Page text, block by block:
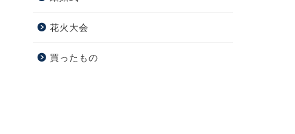
花火大会
買ったもの